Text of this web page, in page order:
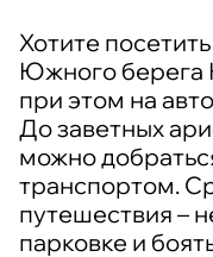
Хотите
Южного берега
при этом на
До заветных
можно
транспортом.
путешествия –
парковке и